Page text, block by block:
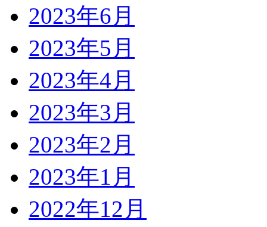
2023年6月
2023年5月
2023年4月
2023年3月
2023年2月
2023年1月
2022年12月